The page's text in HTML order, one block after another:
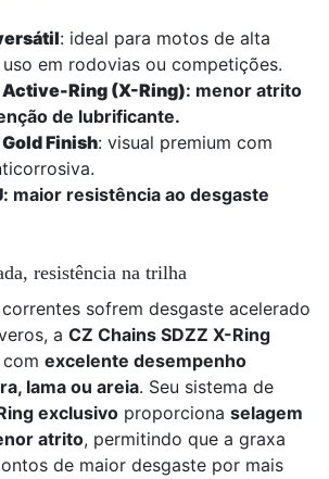
: ideal para motos de alta
em rodovias ou competições.
Ring (X-Ring): menor atrito
de lubrificante.
Finish: visual premium com
: maior resistência ao desgaste
resistência na trilha
sofrem desgaste acelerado
a CZ Chains SDZZ X-Ring
excelente desempenho
lama ou areia. Seu sistema de
exclusivo proporciona selagem
atrito, permitindo que a graxa
de maior desgaste por mais